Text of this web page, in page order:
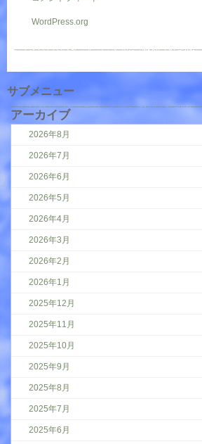
WordPress.org
サブメニュー
アーカイブ
2026年8月
2026年7月
2026年6月
2026年5月
2026年4月
2026年3月
2026年2月
2026年1月
2025年12月
2025年11月
2025年10月
2025年9月
2025年8月
2025年7月
2025年6月